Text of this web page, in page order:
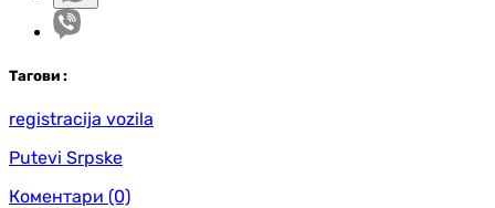
Тагови :
registracija vozila
Putevi Srpske
Коментари (0)